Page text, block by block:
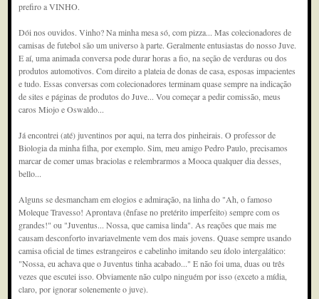
prefiro a VINHO.
Dói nos ouvidos. Vinho? Na minha mesa só, com pizza... Mas colecionadores de
camisas de futebol são um universo à parte. Geralmente entusiastas do nosso Juve.
E aí, uma animada conversa pode durar horas a fio, na seção de verduras ou dos
produtos automotivos. Com direito a plateia de donas de casa, esposas impacientes
e tudo. Essas conversas com colecionadores terminam quase sempre na indicação
de sites e páginas de produtos do Juve... Vou começar a pedir comissão, meus
caros Miojo e Oswaldo...
Já encontrei (até) juventinos por aqui, na terra dos pinheirais. O professor de
Biologia da minha filha, por exemplo. Sim, meu amigo Pedro Paulo, precisamos
marcar de comer umas braciolas e relembrarmos a Mooca qualquer dia desses,
bello...
Alguns se desmancham em elogios e admiração, na linha do "Ah, o famoso
Moleque Travesso! Aprontava (ênfase no pretérito imperfeito) sempre com os
grandes!" ou "Juventus... Nossa, que camisa linda". As reações que mais me
causam desconforto invariavelmente vem dos mais jovens. Quase sempre usando
camisa oficial de times estrangeiros e cabelinho imitando seu ídolo intergalático:
"Nossa, eu achava que o Juventus tinha acabado..." E não foi uma, duas ou três
vezes que escutei isso. Obviamente não culpo ninguém por isso (exceto a mídia,
claro, por ignorar solenemente o juve).